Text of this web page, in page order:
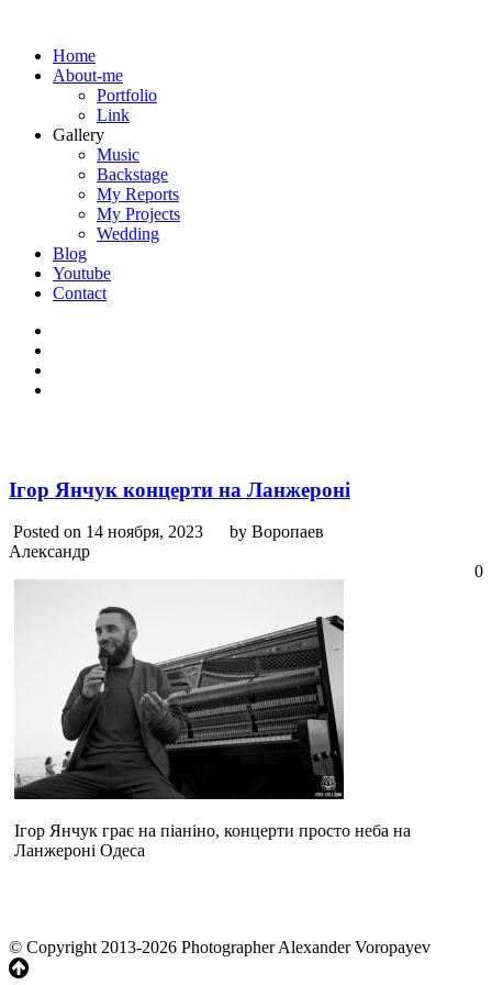
Home
About-me
Portfolio
Link
Gallery
Music
Backstage
My Reports
My Projects
Wedding
Blog
Youtube
Contact
Ігор Янчук концерти на Ланжероні
Posted on 14 ноября, 2023
by Воропаев
Александр
0
Ігор Янчук грає на піаніно, концерти просто неба на
Ланжероні Одеса
© Copyright 2013-2026 Photographer Alexander Voropayev